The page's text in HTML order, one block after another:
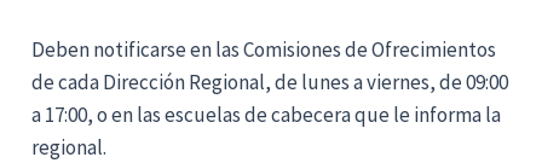
Deben notificarse en las Comisiones de Ofrecimientos
de cada Dirección Regional, de lunes a viernes, de 09:00
a 17:00, o en las escuelas de cabecera que le informa la
regional.